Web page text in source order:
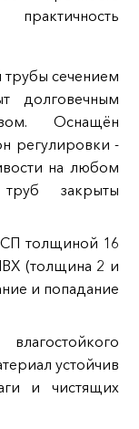
сечением
Оснащён
регулировки -
на любом
закрыты
толщиной 16
(толщина 2 и
и попадание
устойчив
и чистящих